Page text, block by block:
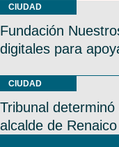
CIUDAD
Fundación
digitales para
CIUDAD
Tribunal
alcalde de